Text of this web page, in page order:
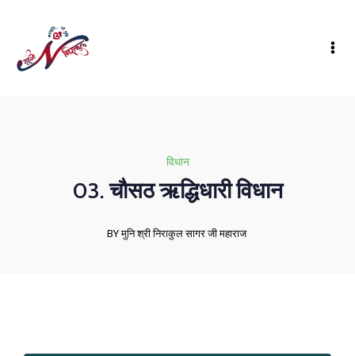
विधान
03. चौसठ ऋद्धिधारी विधान
BY मुनि श्री निराकुल सागर जी महाराज